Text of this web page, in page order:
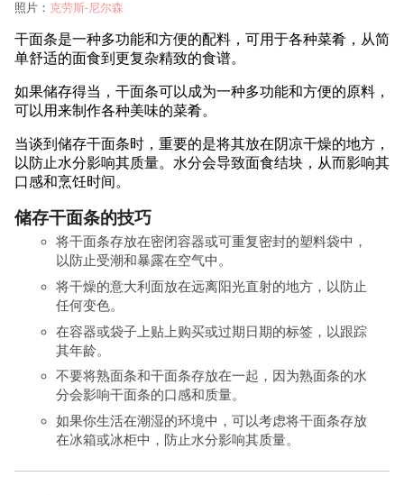
照片： 克劳斯-尼尔森
干面条是一种多功能和方便的配料，可用于各种菜肴，从简
单舒适的面食到更复杂精致的食谱。
如果储存得当，干面条可以成为一种多功能和方便的原料，
可以用来制作各种美味的菜肴。
当谈到储存干面条时，重要的是将其放在阴凉干燥的地方，
以防止水分影响其质量。水分会导致面食结块，从而影响其
口感和烹饪时间。
储存干面条的技巧
将干面条存放在密闭容器或可重复密封的塑料袋中，
以防止受潮和暴露在空气中。
将干燥的意大利面放在远离阳光直射的地方，以防止
任何变色。
在容器或袋子上贴上购买或过期日期的标签，以跟踪
其年龄。
不要将熟面条和干面条存放在一起，因为熟面条的水
分会影响干面条的口感和质量。
如果你生活在潮湿的环境中，可以考虑将干面条存放
在冰箱或冰柜中，防止水分影响其质量。